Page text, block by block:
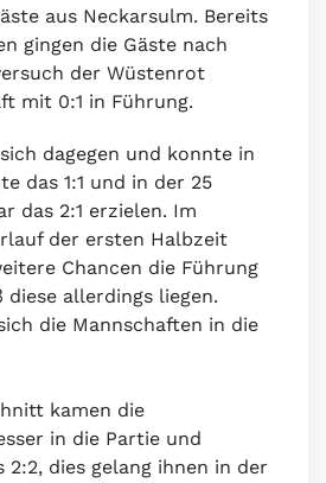
aus Neckarsulm. Bereits
gingen die Gäste nach
der Wüstenrot
mit 0:1 in Führung.
dagegen und konnte in
das 1:1 und in der 25
das 2:1 erzielen. Im
der ersten Halbzeit
Chancen die Führung
diese allerdings liegen.
die Mannschaften in die
kamen die
in die Partie und
2:2, dies gelang ihnen in der